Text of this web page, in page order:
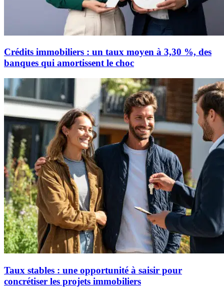
Crédits immobiliers : un taux moyen à 3,30 %, des
banques qui amortissent le choc
Taux stables : une opportunité à saisir pour
concrétiser les projets immobiliers